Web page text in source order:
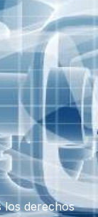
los derechos